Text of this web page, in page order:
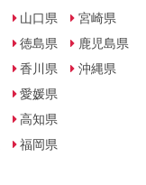
山口県
徳島県
香川県
愛媛県
高知県
福岡県
宮崎県
鹿児島県
沖縄県